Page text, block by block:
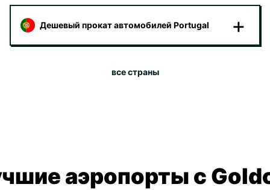
Дешевый прокат автомобилей Portugal
все страны
аэропорты с